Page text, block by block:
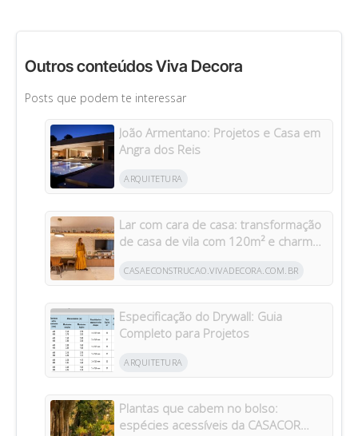
Outros conteúdos Viva Decora
Posts que podem te interessar
João Armentano: Projetos e Casa em
Angra dos Reis
ARQUITETURA
Lar com cara de casa: transformação
de casa de vila com 120m² e charme
CASAECONSTRUCAO.VIVADECORA.COM.BR
Especificação do Drywall: Guia
Completo para Projetos
ARQUITETURA
Plantas que cabem no bolso:
espécies acessíveis da CASACOR